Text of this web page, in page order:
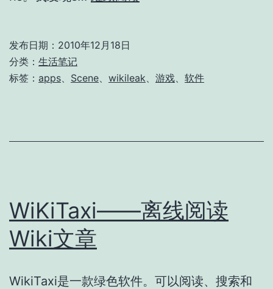
发布日期： 2010年12月18日
分类： 生活笔记
标签： apps Scene wikileak 游戏 软件
WiKiTaxi——离线阅读
Wiki文章
WikiTaxi是一款绿色软件。可以阅读、搜索和